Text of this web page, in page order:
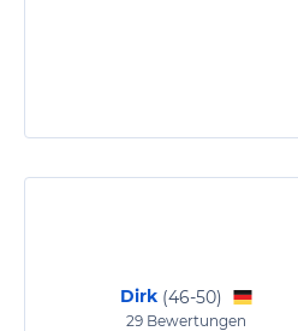
Dirk (46-50)
29 Bewertungen